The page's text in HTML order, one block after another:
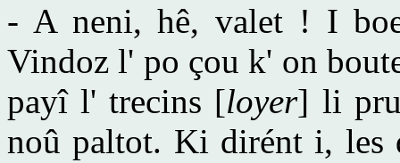
- A neni, hê, valet ! I
Vindoz l' po çou k' on
payî l' trecins [loyer] li
noû paltot. Ki dirént i,